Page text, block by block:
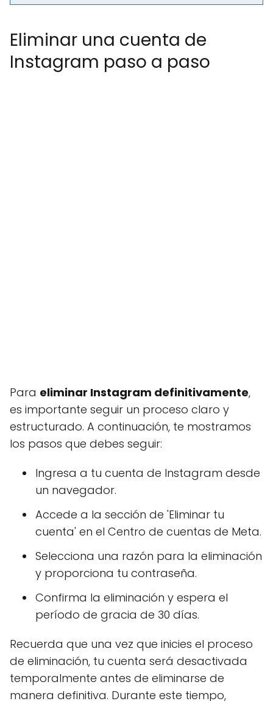
Eliminar una cuenta de
Instagram paso a paso
Para eliminar Instagram definitivamente,
es importante seguir un proceso claro y
estructurado. A continuación, te mostramos
los pasos que debes seguir:
Ingresa a tu cuenta de Instagram desde
un navegador.
Accede a la sección de 'Eliminar tu
cuenta' en el Centro de cuentas de Meta.
Selecciona una razón para la eliminación
y proporciona tu contraseña.
Confirma la eliminación y espera el
período de gracia de 30 días.
Recuerda que una vez que inicies el proceso
de eliminación, tu cuenta será desactivada
temporalmente antes de eliminarse de
manera definitiva. Durante este tiempo,